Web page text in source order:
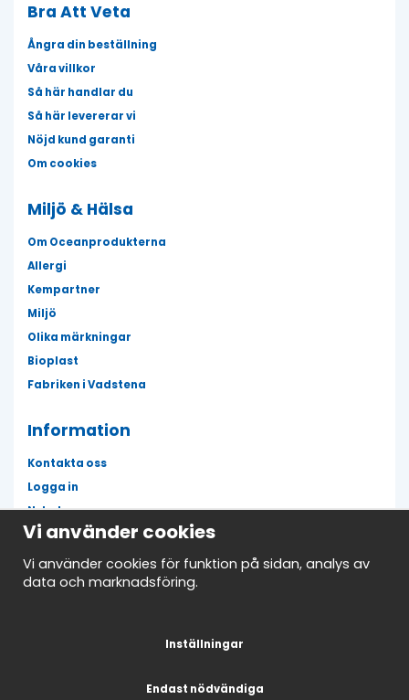
Bra Att Veta
Ångra din beställning
Våra villkor
Så här handlar du
Så här levererar vi
Nöjd kund garanti
Om cookies
Miljö & Hälsa
Om Oceanprodukterna
Allergi
Kempartner
Miljö
Olika märkningar
Bioplast
Fabriken i Vadstena
Information
Kontakta oss
Logga in
Nyheter
Fläckguiden
Mina favoriter
Avtalskund
Vi använder cookies
Vi använder cookies för funktion på sidan, analys av
data och marknadsföring.
Inställningar
Endast nödvändiga